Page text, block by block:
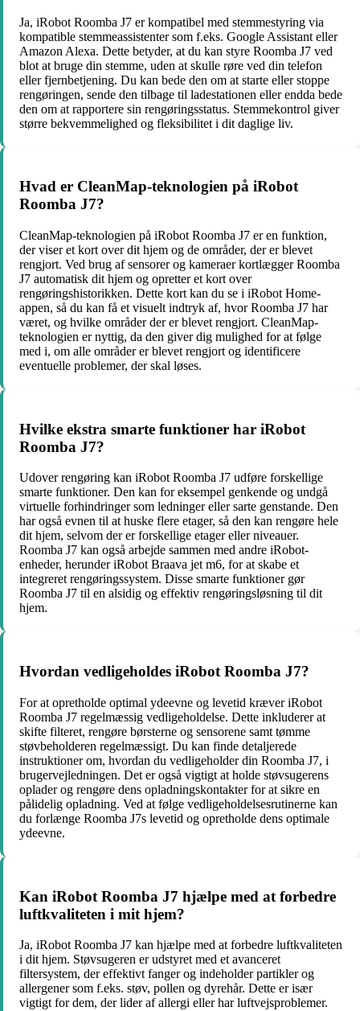
Ja, iRobot Roomba J7 er kompatibel med stemmestyring via
kompatible stemmeassistenter som f.eks. Google Assistant eller
Amazon Alexa. Dette betyder, at du kan styre Roomba J7 ved
blot at bruge din stemme, uden at skulle røre ved din telefon
eller fjernbetjening. Du kan bede den om at starte eller stoppe
rengøringen, sende den tilbage til ladestationen eller endda bede
den om at rapportere sin rengøringsstatus. Stemmekontrol giver
større bekvemmelighed og fleksibilitet i dit daglige liv.
Hvad er CleanMap-teknologien på iRobot
Roomba J7?
CleanMap-teknologien på iRobot Roomba J7 er en funktion,
der viser et kort over dit hjem og de områder, der er blevet
rengjort. Ved brug af sensorer og kameraer kortlægger Roomba
J7 automatisk dit hjem og opretter et kort over
rengøringshistorikken. Dette kort kan du se i iRobot Home-
appen, så du kan få et visuelt indtryk af, hvor Roomba J7 har
været, og hvilke områder der er blevet rengjort. CleanMap-
teknologien er nyttig, da den giver dig mulighed for at følge
med i, om alle områder er blevet rengjort og identificere
eventuelle problemer, der skal løses.
Hvilke ekstra smarte funktioner har iRobot
Roomba J7?
Udover rengøring kan iRobot Roomba J7 udføre forskellige
smarte funktioner. Den kan for eksempel genkende og undgå
virtuelle forhindringer som ledninger eller sarte genstande. Den
har også evnen til at huske flere etager, så den kan rengøre hele
dit hjem, selvom der er forskellige etager eller niveauer.
Roomba J7 kan også arbejde sammen med andre iRobot-
enheder, herunder iRobot Braava jet m6, for at skabe et
integreret rengøringssystem. Disse smarte funktioner gør
Roomba J7 til en alsidig og effektiv rengøringsløsning til dit
hjem.
Hvordan vedligeholdes iRobot Roomba J7?
For at opretholde optimal ydeevne og levetid kræver iRobot
Roomba J7 regelmæssig vedligeholdelse. Dette inkluderer at
skifte filteret, rengøre børsterne og sensorene samt tømme
støvbeholderen regelmæssigt. Du kan finde detaljerede
instruktioner om, hvordan du vedligeholder din Roomba J7, i
brugervejledningen. Det er også vigtigt at holde støvsugerens
oplader og rengøre dens opladningskontakter for at sikre en
pålidelig opladning. Ved at følge vedligeholdelsesrutinerne kan
du forlænge Roomba J7s levetid og opretholde dens optimale
ydeevne.
Kan iRobot Roomba J7 hjælpe med at forbedre
luftkvaliteten i mit hjem?
Ja, iRobot Roomba J7 kan hjælpe med at forbedre luftkvaliteten
i dit hjem. Støvsugeren er udstyret med et avanceret
filtersystem, der effektivt fanger og indeholder partikler og
allergener som f.eks. støv, pollen og dyrehår. Dette er især
vigtigt for dem, der lider af allergi eller har luftvejsproblemer.